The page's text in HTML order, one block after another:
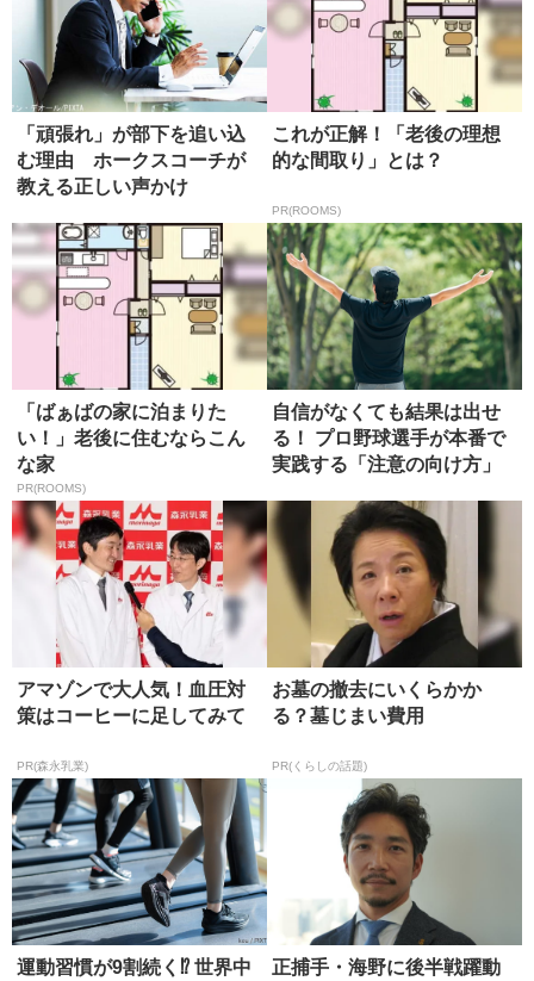
「頑張れ」が部下を追い込
む理由 ホークスコーチが
教える正しい声かけ
これが正解！「老後の理想
的な間取り」とは？
PR(ROOMS)
「ばぁばの家に泊まりた
い！」老後に住むならこん
な家
PR(ROOMS)
自信がなくても結果は出せ
る！ プロ野球選手が本番で
実践する「注意の向け方」
アマゾンで大人気！血圧対
策はコーヒーに足してみて
PR(森永乳業)
お墓の撤去にいくらかか
る？墓じまい費用
PR(くらしの話題)
運動習慣が9割続く⁉ 世界中
正捕手・海野に後半戦躍動